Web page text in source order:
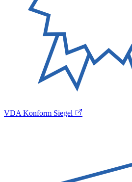
VDA Konform Siegel